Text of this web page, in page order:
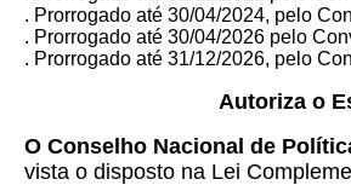
. Prorrogado até 30/04/2024, pelo
. Prorrogado até 30/04/2026 pelo
. Prorrogado até 31/12/2026, pelo
Autoriza o
O Conselho Nacional de
vista o disposto na Lei